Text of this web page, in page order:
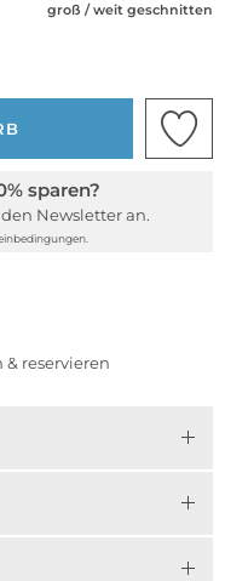
groß / weit geschnitten
sparen?
Newsletter an.
reservieren